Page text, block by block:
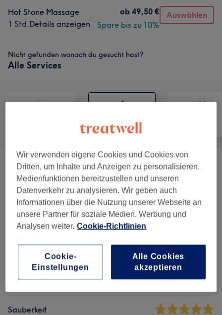
Hot Stone Massage
1 Std.Details anzeigen
ab 49,50 €
Spare bis zu 10%
Auswählen
Nicht gefunden wonach du gesucht hast?
Alle Services
Massage
Massagen (8 ) ab 27 €
Salonbewertungen
4,9 67 Bewertungen
Sauberkeit
Wir verwenden eigene Cookies und Cookies von
Dritten, um Inhalte und Anzeigen zu personalisieren,
Medienfunktionen bereitzustellen und unseren
Datenverkehr zu analysieren. Wir geben auch
Informationen über die Nutzung unserer Webseite an
unsere Partner für soziale Medien, Werbung und
Analysen weiter. Cookie-Richtlinien
Cookie-
Einstellungen
Alle Cookies
akzeptieren